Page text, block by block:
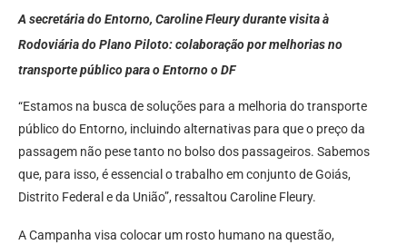
A secretária do Entorno, Caroline Fleury durante visita à
Rodoviária do Plano Piloto: colaboração por melhorias no
transporte público para o Entorno o DF
“Estamos na busca de soluções para a melhoria do transporte
público do Entorno, incluindo alternativas para que o preço da
passagem não pese tanto no bolso dos passageiros. Sabemos
que, para isso, é essencial o trabalho em conjunto de Goiás,
Distrito Federal e da União”, ressaltou Caroline Fleury.
A Campanha visa colocar um rosto humano na questão,